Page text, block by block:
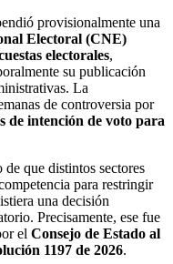
provisionalmente una
Electoral (CNE)
electorales,
su publicación
La
de controversia por
de intención de voto para
que distintos sectores
para restringir
una decisión
Precisamente, ese fue
el Consejo de Estado al
1197 de 2026.